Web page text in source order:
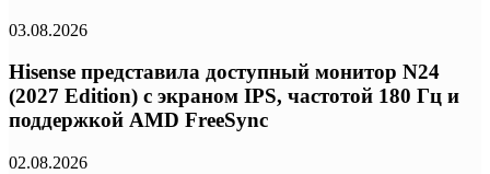
03.08.2026
Hisense представила доступный монитор N24
(2027 Edition) с экраном IPS, частотой 180 Гц и
поддержкой AMD FreeSync
02.08.2026